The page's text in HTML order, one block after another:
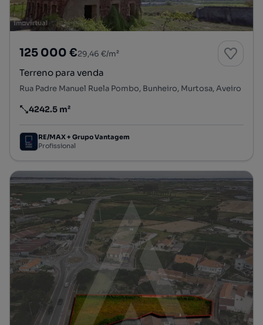
125 000 €29,46 €/m²
Terreno para venda
Rua Padre Manuel Ruela Pombo, Bunheiro, Murtosa, Aveiro
Preço por metro quadrado
4242.5 m²
RE/MAX + Grupo Vantagem
Profissional